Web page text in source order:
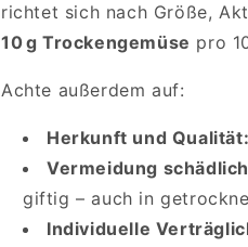
richtet sich nach Größe,
10 g Trockengemüse pro
Achte außerdem auf:
Herkunft und Qualität:
Vermeidung
giftig – auch in
Individuelle